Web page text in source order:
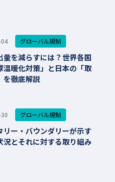
グローバル規制
量を減らすには？世界各国
温暖化対策」と日本の「取
を徹底解説
グローバル規制
リー・バウンダリーが示す
況とそれに対する取り組み